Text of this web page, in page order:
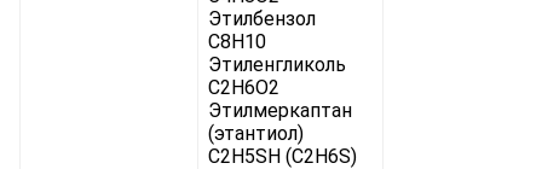
Этилбензол
C8H10
Этиленгликоль
C2H6O2
Этилмеркаптан
(этантиол)
C2H5SH (C2H6S)